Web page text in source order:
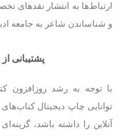
ارتباط‌ها به انتشار نقدهای
و شناساندن شاعر به جامعه
پشتیبانی
با توجه به رشد روزافزون
توانایی چاپ دیجیتال
آنلاین را داشته باشد،